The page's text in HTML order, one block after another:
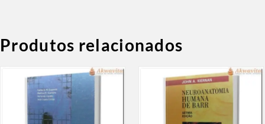
Produtos relacionados